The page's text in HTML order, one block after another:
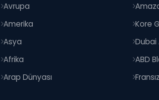
Avrupa
Amerika
Asya
Afrika
Arap Dünyası
Kore
Dubai
ABD